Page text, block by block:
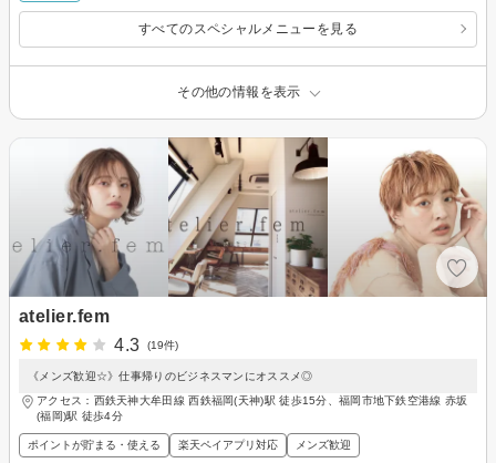
すべてのスペシャルメニューを見る
その他の情報を表示
atelier.fem
4.3
(19件)
《メンズ歓迎☆》仕事帰りのビジネスマンにオススメ◎
アクセス：西鉄天神大牟田線 西鉄福岡(天神)駅 徒歩15分、福岡市地下鉄空港線 赤坂
(福岡)駅 徒歩4分
ポイントが貯まる・使える 楽天ペイアプリ対応 メンズ歓迎